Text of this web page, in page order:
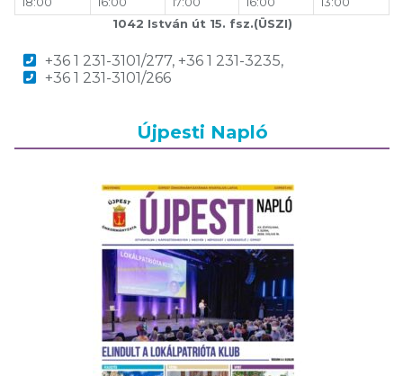
1042 István út 15. fsz.(ÜSZI)
+36 1 231-3101/277, +36 1 231-3235,
+36 1 231-3101/266
Újpesti Napló